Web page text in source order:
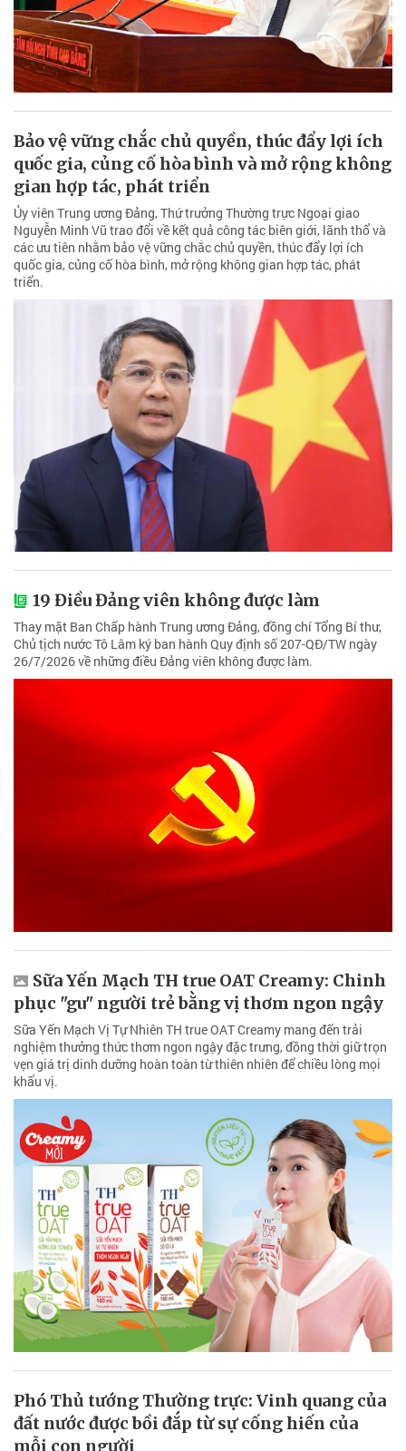
Bảo vệ vững chắc chủ quyền, thúc đẩy lợi ích
quốc gia, củng cố hòa bình và mở rộng không
gian hợp tác, phát triển
Ủy viên Trung ương Đảng, Thứ trưởng Thường trực Ngoại giao
Nguyễn Minh Vũ trao đổi về kết quả công tác biên giới, lãnh thổ và
các ưu tiên nhằm bảo vệ vững chắc chủ quyền, thúc đẩy lợi ích
quốc gia, củng cố hòa bình, mở rộng không gian hợp tác, phát
triển.
19 Điều Đảng viên không được làm
Thay mặt Ban Chấp hành Trung ương Đảng, đồng chí Tổng Bí thư,
Chủ tịch nước Tô Lâm ký ban hành Quy định số 207-QĐ/TW ngày
26/7/2026 về những điều Đảng viên không được làm.
Sữa Yến Mạch TH true OAT Creamy: Chinh
phục "gu" người trẻ bằng vị thơm ngon ngậy
Sữa Yến Mạch Vị Tự Nhiên TH true OAT Creamy mang đến trải
nghiệm thưởng thức thơm ngon ngậy đặc trưng, đồng thời giữ trọn
vẹn giá trị dinh dưỡng hoàn toàn từ thiên nhiên để chiều lòng mọi
khẩu vị.
Phó Thủ tướng Thường trực: Vinh quang của
đất nước được bồi đắp từ sự cống hiến của
mỗi con người